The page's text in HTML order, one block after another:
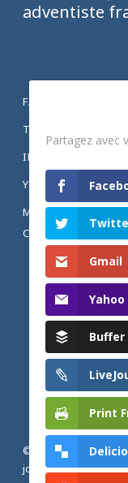
adventiste
FACEBOOK
TWITTER
INSTAGRAM
YOUTUBE
MENTIONS
CONFIDENTIALITÉ
© 2026 Actualités
jour de France
Partagez avec
Gmail
Buffer
Print